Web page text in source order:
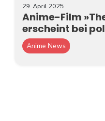
29. April 2025
Anime-Film
erscheint bei
Anime News